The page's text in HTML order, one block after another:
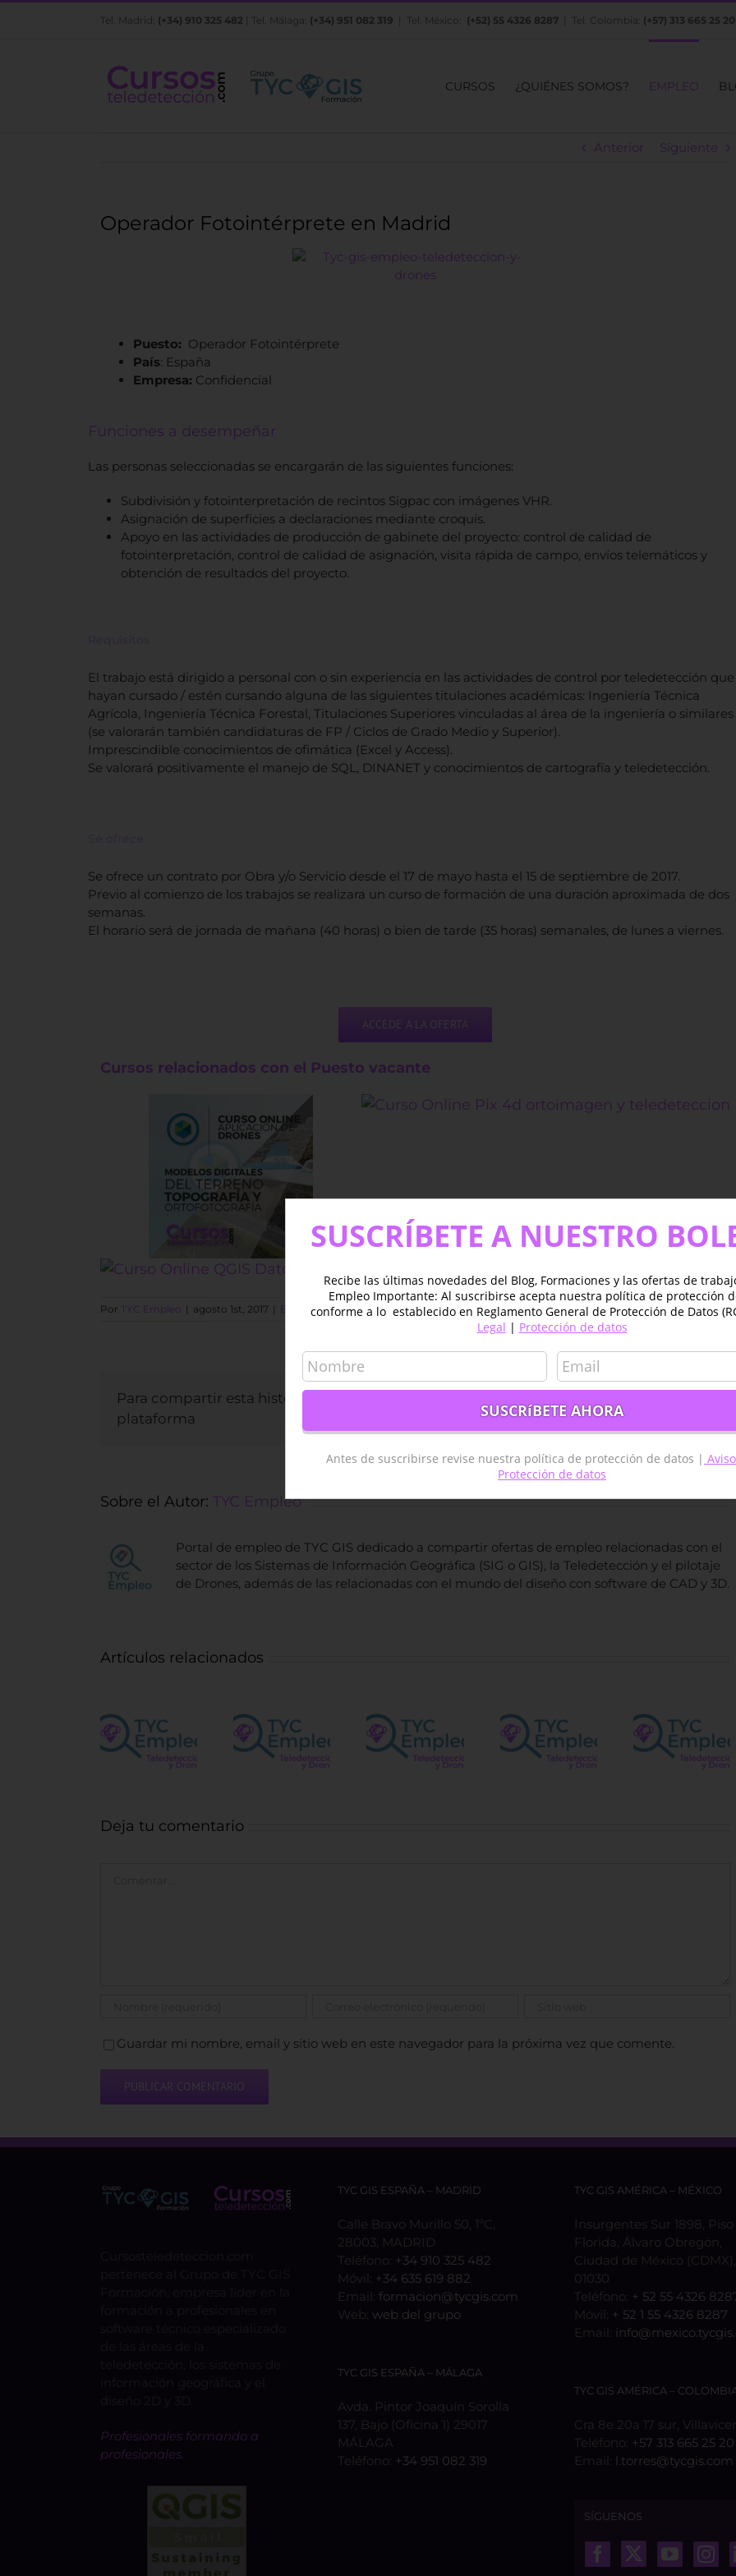
Saltar
Tel. Madrid: (+34) 910 325 482 | Tel. Málaga: (+34) 951 082 319 | Tel. México: (+52) 55 4326 8287 | Tel. Colombia: (+57) 313 665 25 20
CURSOS ¿QUIÉNES SOMOS? EMPLEO
Anterior Siguiente
Operador Fotointérprete en Madrid
Puesto: Operador Fotointérprete
País: España
Empresa: Confidencial
Funciones a desempeñar
Las personas seleccionadas se encargarán de las siguientes funciones:
Subdivisión y fotointerpretación de recintos Sigpac con imágenes VHR.
Asignación de superficies a declaraciones mediante croquis.
Apoyo en las actividades de producción de gabinete del proyecto: control de calidad de
fotointerpretación, control de calidad de asignación, visita rápida de campo, envíos telemáticos y
obtención de resultados del proyecto.
El trabajo está dirigido a personal con o sin experiencia en las actividades de control por teledetección que
hayan cursado / estén cursando alguna de las siguientes titulaciones académicas: Ingeniería Técnica
Agrícola, Ingeniería Técnica Forestal, Titulaciones Superiores vinculadas al área de la ingeniería o similares
(se valorarán también candidaturas de FP / Ciclos de Grado Medio y Superior).
Imprescindible conocimientos de ofimática (Excel y Access).
Se valorará positivamente el manejo de SQL, DINANET y conocimientos de cartografía y teledetección.
Se ofrece un contrato por Obra y/o Servicio desde el 17 de mayo hasta el 15 de septiembre de 2017.
Previo al comienzo de los trabajos se realizara un curso de formación de una duración aproximada de dos
semanas.
El horario será de jornada de mañana (40 horas) o bien de tarde (35 horas) semanales, de lunes a viernes.
ACCEDE A LA OFERTA
Cursos relacionados con el Puesto vacante
Por TYC Empleo | agosto 1st, 2017 | EMPLEO | Sin comentarios
Para compartir esta historia, elija cualquier
plataforma
Sobre el Autor: TYC Empleo
Portal de empleo de TYC GIS dedicado a compartir ofertas de empleo relacionadas con el
sector de los Sistemas de Información Geográfica (SIG o GIS), la Teledetección y el pilotaje
de Drones, además de las relacionadas con el mundo del diseño con software de CAD y 3D.
Artículos relacionados
Ingeniero
control
obra
Operador
de
Ingeniero/a
Agrícola
Spatial
Technical
para el
Centro
Deja tu comentario
Guardar mi nombre, email y sitio web en este navegador para la próxima vez que comente.
Profesionales formando a
profesionales.
TYC GIS ESPAÑA – MADRID
Calle Bravo Murillo 50, 1ºC,
28003, MADRID
Teléfono: +34 910 325 482
Móvil: +34 635 619 882
Email: formacion@tycgis.com
Web: web del grupo
TYC GIS ESPAÑA – MÁLAGA
Avda. Pintor Joaquín Sorolla
137, Bajo (Oficina 1) 29017
MÁLAGA
Teléfono: +34 951 082 319
TYC GIS AMÉRICA – MÉXICO
Insurgentes Sur 1898, Piso
Florida, Álvaro Obregón,
Ciudad de México
01030
Teléfono: + 52 55 4326
Móvil: + 52 1 55 4326 8287
Email:
TYC GIS AMÉRICA –
Cra 8e 20a 17 sur,
Teléfono: +57 313 665 25 20
Email: l.torres@tycgis.com
SÍGUENOS
SUSCRÍBETE A NUESTRO
Recibe las últimas novedades del Blog, Formaciones y las ofertas de
Empleo Importante: Al suscribirse acepta nuestra política de protección
conforme a lo establecido en Reglamento General de Protección de Datos
Legal | Protección de datos
Antes de suscribirse revise nuestra política de protección de datos |
Protección de datos